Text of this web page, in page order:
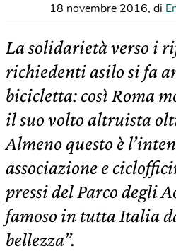
18 novembre 2016, di
La solidarietà verso i
richiedenti asilo si fa
bicicletta: così Roma
il suo volto altruista
Almeno questo è
associazione e
pressi del Parco degli
famoso in tutta Italia
bellezza”.